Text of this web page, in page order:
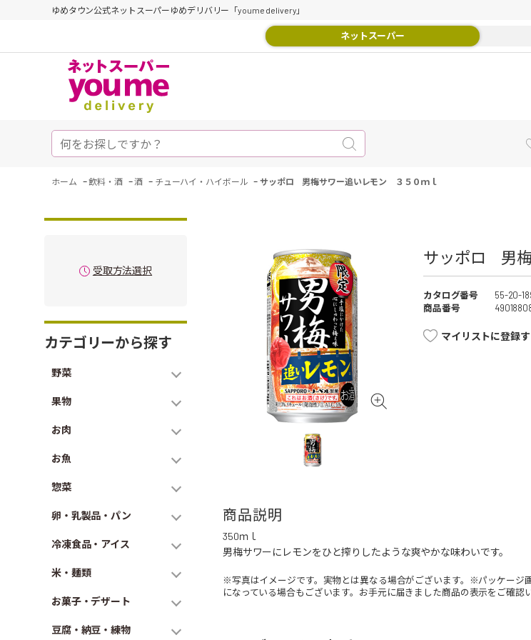
ゆめタウン公式ネットスーパーゆめデリバリー「youme delivery」
ネットスーパー
ホーム -飲料・酒 -酒 - チューハイ・ハイボール -サッポロ 男梅サワー追いレモン ３５０ｍｌ
受取方法選択
カテゴリーから探す
野菜
果物
お肉
お魚
惣菜
卵・乳製品・パン
冷凍食品・アイス
米・麺類
お菓子・デザート
豆腐・納豆・練物
サッポロ 男
カタログ番号
55-20-
商品番号
マイリストに登録
商品説明
350ｍｌ
男梅サワーにレモンをひと搾りしたような爽やかな味わいです。
※写真はイメージです。実物とは異なる場合がございます。※パッケージ
になっている場合もございます。お手元に届きました商品の表示をご確認